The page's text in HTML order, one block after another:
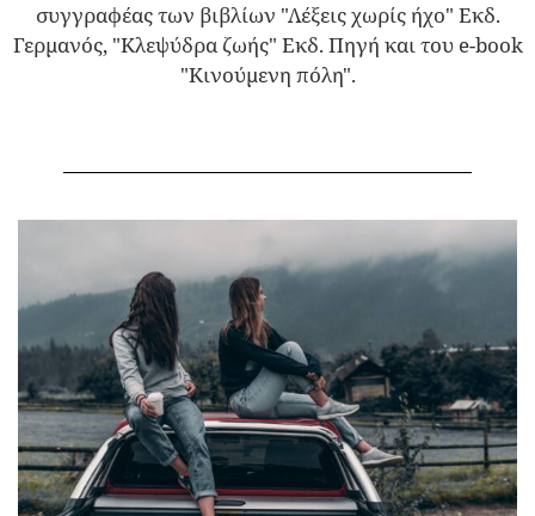
συγγραφέας των βιβλίων "Λέξεις χωρίς ήχο" Εκδ.
Γερμανός, "Κλεψύδρα ζωής" Εκδ. Πηγή και του e-book
"Κινούμενη πόλη".